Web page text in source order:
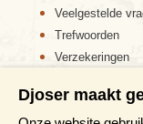
Veelgestelde
Trefwoorden
Verzekeringen
Disclaimer
Djoser maakt